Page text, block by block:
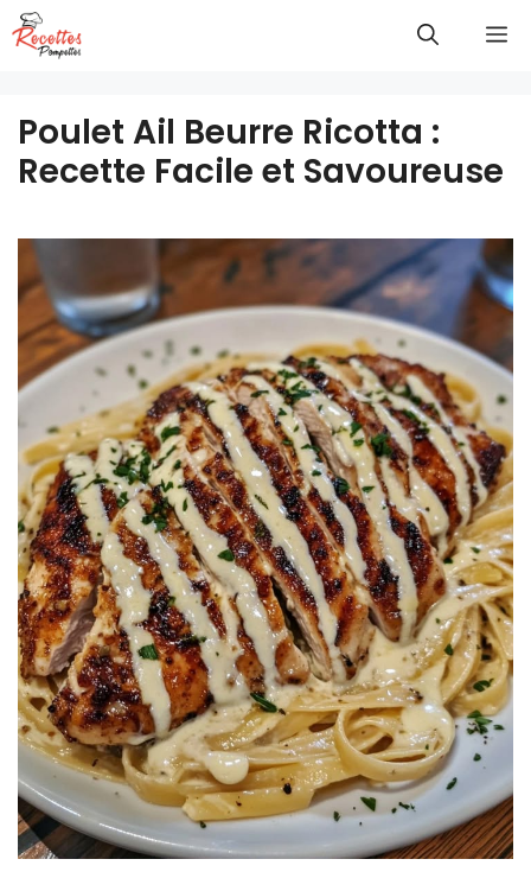
Aller
au
Poulet Ail Beurre Ricotta :
Recette Facile et Savoureuse